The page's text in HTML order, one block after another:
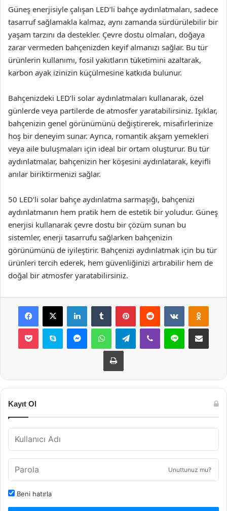
Güneş enerjisiyle çalışan LED’li bahçe aydınlatmaları, sadece
tasarruf sağlamakla kalmaz, aynı zamanda sürdürülebilir bir
yaşam tarzını da destekler. Çevre dostu olmaları, doğaya
zarar vermeden bahçenizden keyif almanızı sağlar. Bu tür
ürünlerin kullanımı, fosil yakıtların tüketimini azaltarak,
karbon ayak izinizin küçülmesine katkıda bulunur.
Bahçenizdeki LED’li solar aydınlatmaları kullanarak, özel
günlerde veya partilerde de atmosfer yaratabilirsiniz. Işıklar,
bahçenizin genel görünümünü değiştirerek, misafirlerinize
hoş bir deneyim sunar. Ayrıca, romantik akşam yemekleri
veya aile buluşmaları için ideal bir ortam oluşturur. Bu tür
aydınlatmalar, bahçenizin her köşesini aydınlatarak, keyifli
anılar biriktirmenizi sağlar.
50 LED’li solar bahçe aydınlatma sarmaşığı, bahçenizi
aydınlatmanın hem pratik hem de estetik bir yoludur. Güneş
enerjisi kullanarak çevre dostu bir çözüm sunan bu
sistemler, enerji tasarrufu sağlarken bahçenizin
görünümünü de iyileştirir. Bahçenizi aydınlatmak için bu tür
ürünleri tercih ederek, hem güvenliğinizi artırabilir hem de
doğal bir atmosfer yaratabilirsiniz.
Facebook
X LinkedInTumblr PinterestReddit VKontakte
Pocket Skype MessengerWhatsAppTelegramViber Line E-Posta ile
Yazdır
Kayıt Ol
Unuttunuz mu?
Beni hatırla